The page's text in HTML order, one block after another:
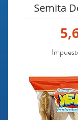
Semita